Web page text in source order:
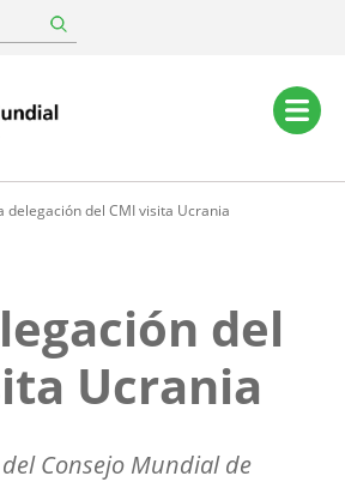
delegación del CMI visita Ucrania
del
Ucrania
Consejo Mundial de